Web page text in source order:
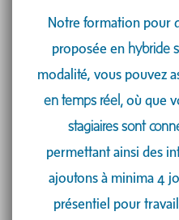
Notre formation pour
proposée en hybride
modalité, vous pouvez
en temps réel, où que
stagiaires sont
permettant ainsi des
ajoutons à minima 4
présentiel pour